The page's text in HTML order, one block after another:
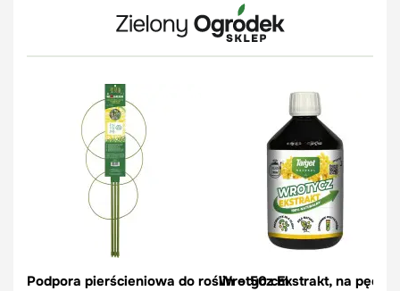
Podpora pierścieniowa do roślin – 50 cm
Wrotycz Ekstrakt, na